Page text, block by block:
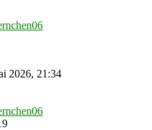
2026, 21:34